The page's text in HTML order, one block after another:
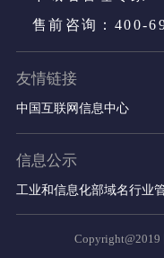
售前咨询：400-
友情链接
中国互联网信息中心
信息公示
工业和信息化部域名行业
Copyright@2019